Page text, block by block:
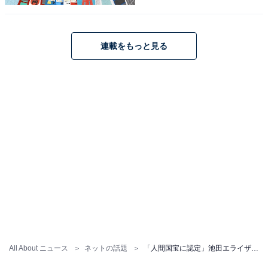
All About ニュース ネットの話題
連載をもっと見る